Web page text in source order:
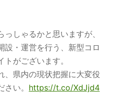
しゃるかと思いますが、
設・運営を行う、新型コロ
がございます。
、県内の現状把握に大変役
い。 https://t.co/XdJjd4